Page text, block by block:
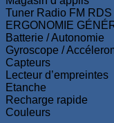
Tuner Radio FM RDS
ERGONOMIE
Batterie / Autonomie
Gyroscope /
Capteurs
Lecteur d’empreintes
Etanche
Recharge rapide
Couleurs